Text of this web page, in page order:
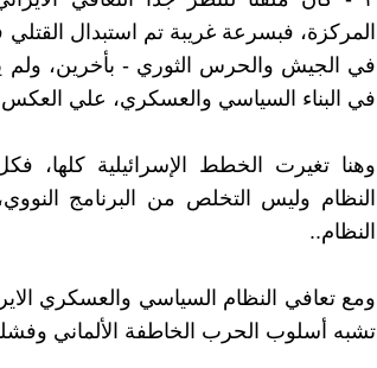
المركزة، فبسرعة غريبة تم استبدال
في الجيش والحرس الثوري - بأخرين،
في البناء السياسي والعسكري، علي
وهنا تغيرت الخطط الإسرائيلية كلها،
النظام وليس التخلص من البرنامج
النظام..
ومع تعافي النظام السياسي والعسكري
تشبه أسلوب الحرب الخاطفة الألماني